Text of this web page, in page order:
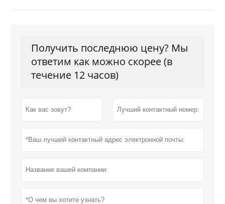
Получить последнюю цену? Мы
ответим как можно скорее (в
течение 12 часов)